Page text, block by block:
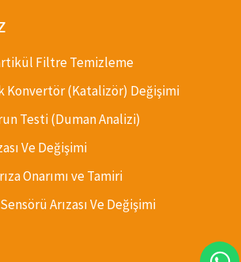
Filtre Temizleme
Konvertör (Katalizör) Değişimi
Testi (Duman Analizi)
Ve Değişimi
Onarımı ve Tamiri
Arızası Ve Değişimi